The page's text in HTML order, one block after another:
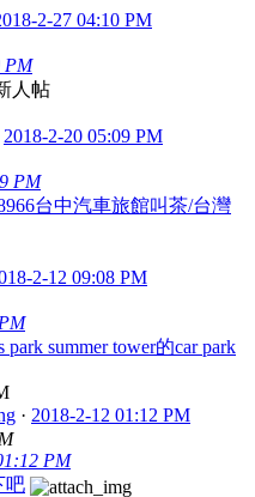
2-27 04:10 PM
PM
2018-2-20 05:09 PM
PM
台中汽車旅館叫茶/台灣
2-12 09:08 PM
summer tower的car park
· 2018-2-12 01:12 PM
PM
吧